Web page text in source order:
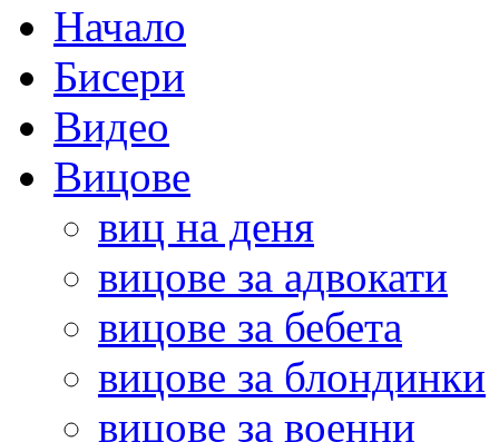
Начало
Бисери
Видео
Вицове
виц на деня
вицове за адвокати
вицове за бебета
вицове за блондинки
вицове за военни